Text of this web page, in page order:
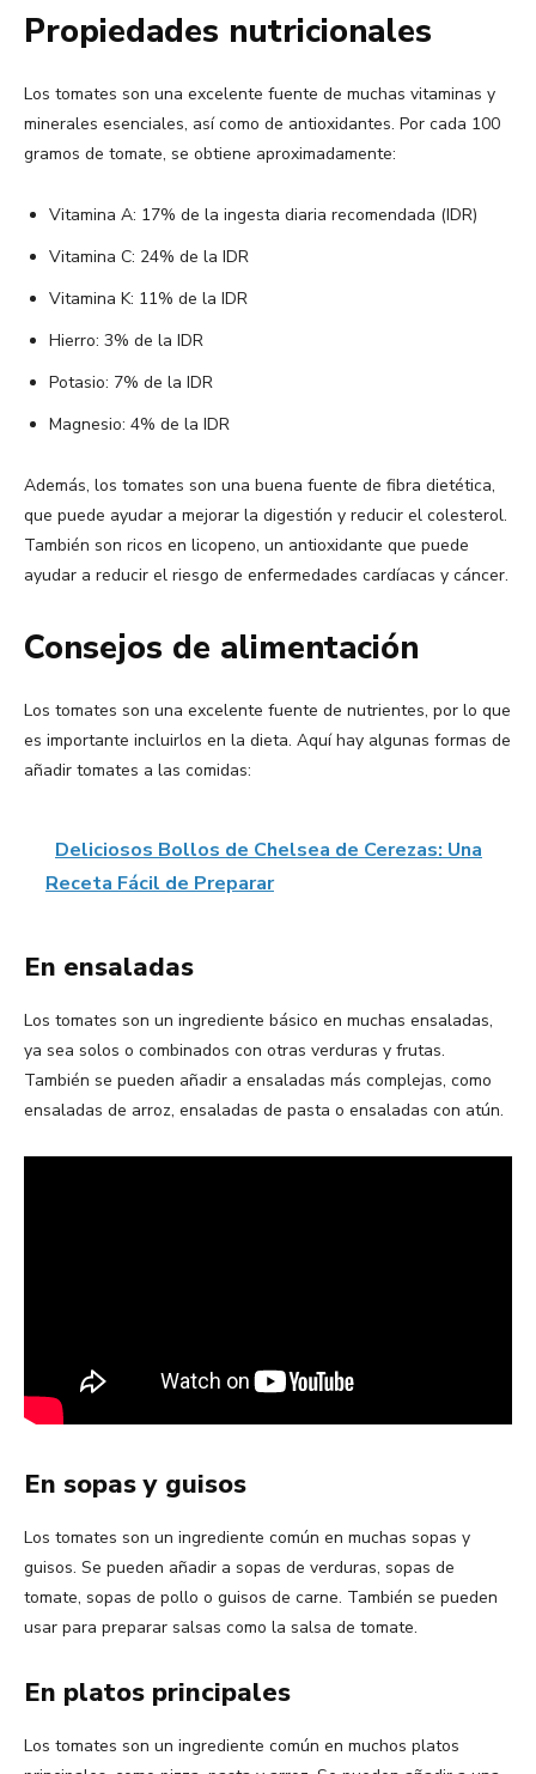
Propiedades nutricionales
Los tomates son una excelente fuente de muchas vitaminas y
minerales esenciales, así como de antioxidantes. Por cada 100
gramos de tomate, se obtiene aproximadamente:
Vitamina A: 17% de la ingesta diaria recomendada (IDR)
Vitamina C: 24% de la IDR
Vitamina K: 11% de la IDR
Hierro: 3% de la IDR
Potasio: 7% de la IDR
Magnesio: 4% de la IDR
Además, los tomates son una buena fuente de fibra dietética,
que puede ayudar a mejorar la digestión y reducir el colesterol.
También son ricos en licopeno, un antioxidante que puede
ayudar a reducir el riesgo de enfermedades cardíacas y cáncer.
Consejos de alimentación
Los tomates son una excelente fuente de nutrientes, por lo que
es importante incluirlos en la dieta. Aquí hay algunas formas de
añadir tomates a las comidas:
Deliciosos Bollos de Chelsea de Cerezas: Una
Receta Fácil de Preparar
En ensaladas
Los tomates son un ingrediente básico en muchas ensaladas,
ya sea solos o combinados con otras verduras y frutas.
También se pueden añadir a ensaladas más complejas, como
ensaladas de arroz, ensaladas de pasta o ensaladas con atún.
En sopas y guisos
Los tomates son un ingrediente común en muchas sopas y
guisos. Se pueden añadir a sopas de verduras, sopas de
tomate, sopas de pollo o guisos de carne. También se pueden
usar para preparar salsas como la salsa de tomate.
En platos principales
Los tomates son un ingrediente común en muchos platos